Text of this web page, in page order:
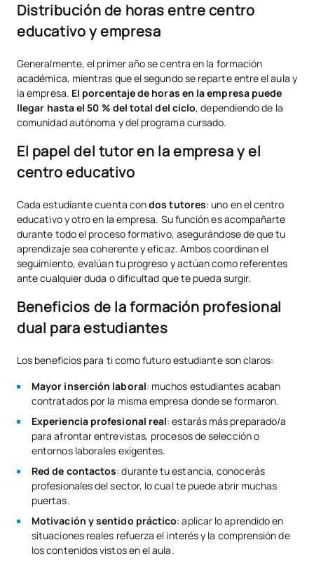
Distribución de horas entre centro
educativo y empresa
Generalmente, el primer año se centra en la formación
académica, mientras que el segundo se reparte entre el aula y
la empresa. El porcentaje de horas en la empresa puede
llegar hasta el 50 % del total del ciclo, dependiendo de la
comunidad autónoma y del programa cursado.
El papel del tutor en la empresa y el
centro educativo
Cada estudiante cuenta condos tutores: uno en el centro
educativo y otro en la empresa. Su función es acompañarte
durante todo el proceso formativo, asegurándose de que tu
aprendizaje sea coherente y eficaz. Ambos coordinan el
seguimiento, evalúan tu progreso y actúan como referentes
ante cualquier duda o dificultad que te pueda surgir.
Beneficios de la formación profesional
dual para estudiantes
Los beneficios para ti como futuro estudiante son claros:
Mayor inserción laboral: muchos estudiantes acaban
contratados por la misma empresa donde se formaron.
Experiencia profesional real: estarás más preparado/a
para afrontar entrevistas, procesos de selección o
entornos laborales exigentes.
Red de contactos: durante tu estancia, conocerás
profesionales del sector, lo cual te puede abrir muchas
puertas.
Motivación y sentido práctico: aplicar lo aprendido en
situaciones reales refuerza el interés y la comprensión de
los contenidos vistos en el aula.